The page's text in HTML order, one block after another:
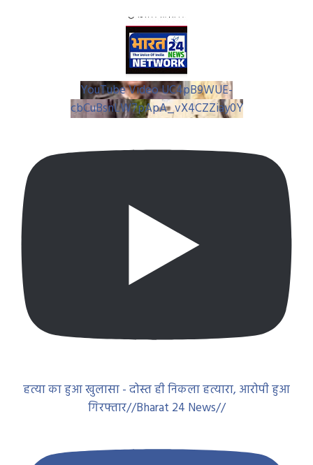
YouTube Video UC4pB9WUE-
cbCuBsnLW7pApA_vX4CZZiay0Y
हत्या का हुआ खुलासा - दोस्त ही निकला हत्यारा, आरोपी हुआ
गिरफ्तार//Bharat 24 News//